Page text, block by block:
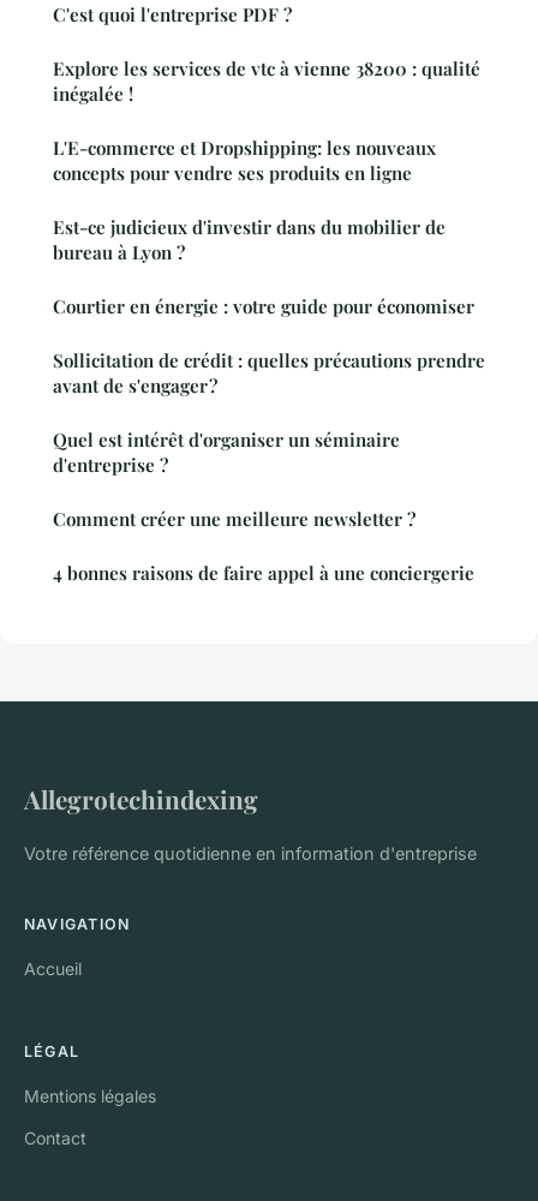
C'est quoi l'entreprise PDF ?
Explore les services de vtc à vienne 38200 : qualité
inégalée !
L'E-commerce et Dropshipping: les nouveaux
concepts pour vendre ses produits en ligne
Est-ce judicieux d'investir dans du mobilier de
bureau à Lyon ?
Courtier en énergie : votre guide pour économiser
Sollicitation de crédit : quelles précautions prendre
avant de s'engager ?
Quel est intérêt d'organiser un séminaire
d'entreprise ?
Comment créer une meilleure newsletter ?
4 bonnes raisons de faire appel à une conciergerie
Allegrotechindexing
Votre référence quotidienne en information d'entreprise
NAVIGATION
Accueil
LÉGAL
Mentions légales
Contact